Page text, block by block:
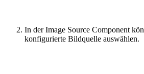
In der Image Source Component
konfigurierte Bildquelle auswählen.